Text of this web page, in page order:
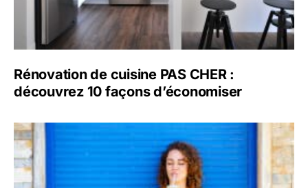
Rénovation de cuisine PAS CHER :
découvrez 10 façons d’économiser